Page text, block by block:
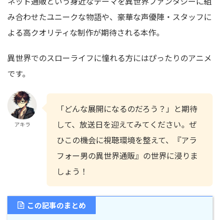
み合わせたユニークな物語や、豪華な声優陣・スタッフに
よる高クオリティな制作が期待される本作。
異世界でのスローライフに憧れる方にはぴったりのアニメ
です。
アキラ
「どんな展開になるのだろう？」と期待
して、放送日を迎えてみてください。ぜ
ひこの機会に視聴環境を整えて、『アラ
フォー男の異世界通販』の世界に浸りま
しょう！
この記事のまとめ